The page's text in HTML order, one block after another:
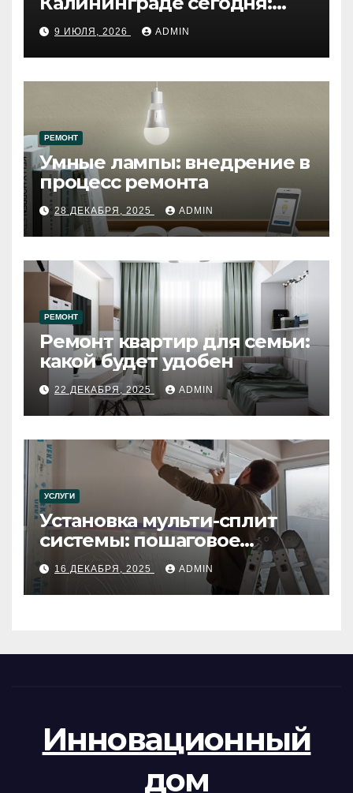
путеводитель по самому
западному городу России
9 ИЮЛЯ, 2026 ADMIN
РЕМОНТ
Умные лампы: внедрение в
процесс ремонта
28 ДЕКАБРЯ, 2025 ADMIN
РЕМОНТ
Ремонт квартир для семьи:
какой будет удобен
22 ДЕКАБРЯ, 2025 ADMIN
УСЛУГИ
Установка мульти-сплит
системы: пошаговое
руководство
16 ДЕКАБРЯ, 2025 ADMIN
Инновационный
дом